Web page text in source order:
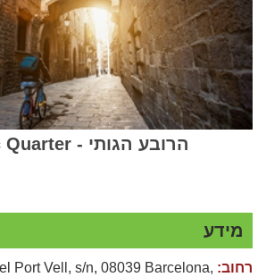
הרובע הגותי - Gothic Quarter
מידע
רחוב: Port Vell, s/n, 08039 Barcelona,